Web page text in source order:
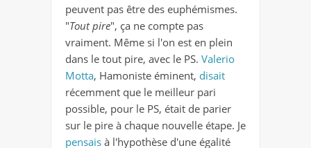
peuvent pas être des euphémismes.
"Tout pire", ça ne compte pas
vraiment. Même si l'on est en plein
dans le tout pire, avec le PS. Valerio
Motta, Hamoniste éminent, disait
récemment que le meilleur pari
possible, pour le PS, était de parier
sur le pire à chaque nouvelle étape. Je
pensais à l'hypothèse d'une égalité